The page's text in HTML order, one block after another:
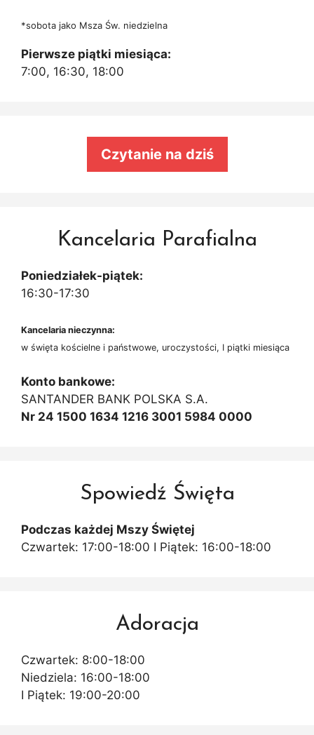
*sobota jako Msza Św. niedzielna
Pierwsze piątki miesiąca:
7:00, 16:30, 18:00
Czytanie na dziś
Kancelaria Parafialna
Poniedziałek-piątek:
16:30-17:30
Kancelaria nieczynna:
w święta kościelne i państwowe, uroczystości, I piątki miesiąca
Konto bankowe:
SANTANDER BANK POLSKA S.A.
Nr 24 1500 1634 1216 3001 5984 0000
Spowiedź Święta
Podczas każdej Mszy Świętej
Czwartek: 17:00-18:00 I Piątek: 16:00-18:00
Adoracja
Czwartek: 8:00-18:00
Niedziela: 16:00-18:00
I Piątek: 19:00-20:00